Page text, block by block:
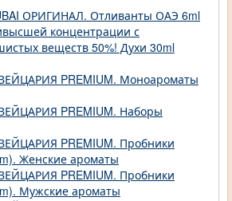
ОРИГИНАЛ. Отливанты ОАЭ 6ml
концентрации с
веществ 50%! Духи 30ml
PREMIUM. Моноароматы
PREMIUM. Наборы
PREMIUM. Пробники
Женские ароматы
PREMIUM. Пробники
Мужские ароматы